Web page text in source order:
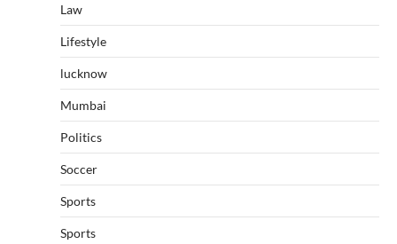
Law
Lifestyle
lucknow
Mumbai
Politics
Soccer
Sports
Sports